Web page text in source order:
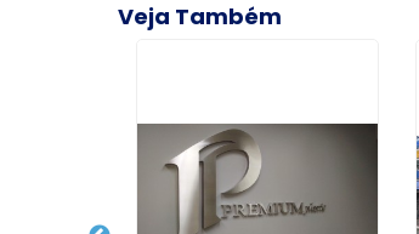
Veja Também